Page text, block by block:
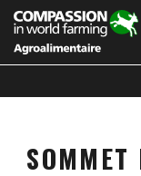
SOMMET